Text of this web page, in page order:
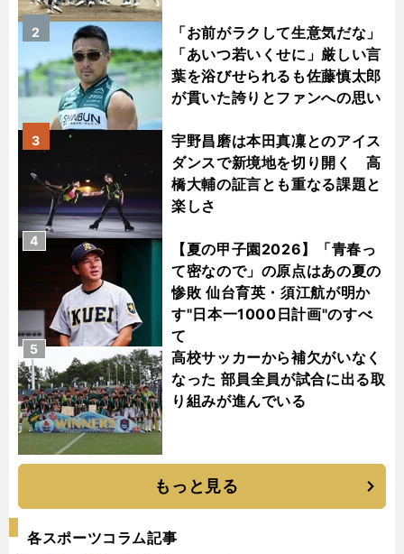
「お前がラクして生意気だな」
「あいつ若いくせに」厳しい言
葉を浴びせられるも佐藤慎太郎
が貫いた誇りとファンへの思い
2
宇野昌磨は本田真凜とのアイス
ダンスで新境地を切り開く 高
橋大輔の証言とも重なる課題と
楽しさ
3
【夏の甲子園2026】「青春っ
て密なので」の原点はあの夏の
惨敗 仙台育英・須江航が明か
す"日本一1000日計画"のすべ
て
4
高校サッカーから補欠がいなく
なった 部員全員が試合に出る取
り組みが進んでいる
5
もっと見る
各スポーツコラム記事